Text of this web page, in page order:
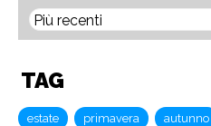
TAG
estate primavera autunno